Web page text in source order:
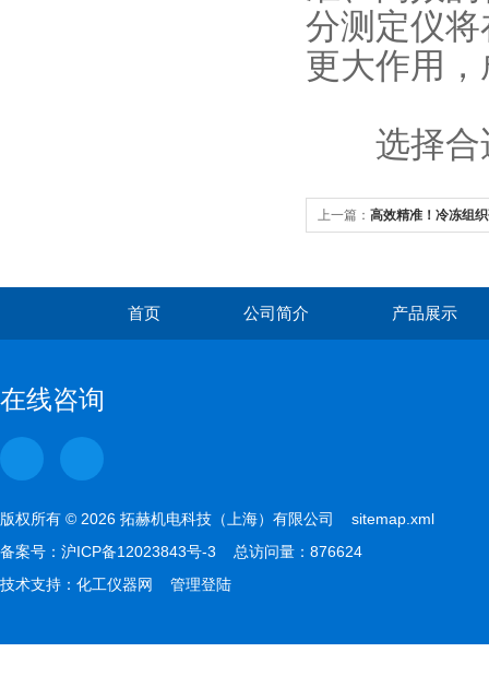
分测定仪
更大作用
选择合适
上一篇： 高效精准！冷冻组
首页 公司简介 产品展示
在线咨询
版权所有 © 2026 拓赫机电科技（上海）有限公司 sitemap.xml
备案号： 沪ICP备12023843号-3 总访问量：876624
技术支持： 化工仪器网 管理登陆